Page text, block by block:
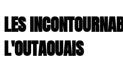
LES
L'OUTAOUAIS